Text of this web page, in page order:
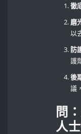
徹
磨
以
防
護
後
議
問
人